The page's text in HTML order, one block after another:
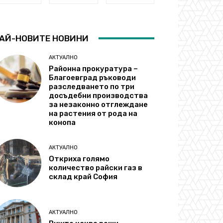
НОВИТЕ НОВИНИ
АКТУАЛНО
Районна прокуратура –
Благоевград ръководи
разследването по три
досъдебни производства
за незаконно отглеждане
на растения от рода на
конопа
АКТУАЛНО
Откриха голямо
количество райски газ в
склад край София
АКТУАЛНО